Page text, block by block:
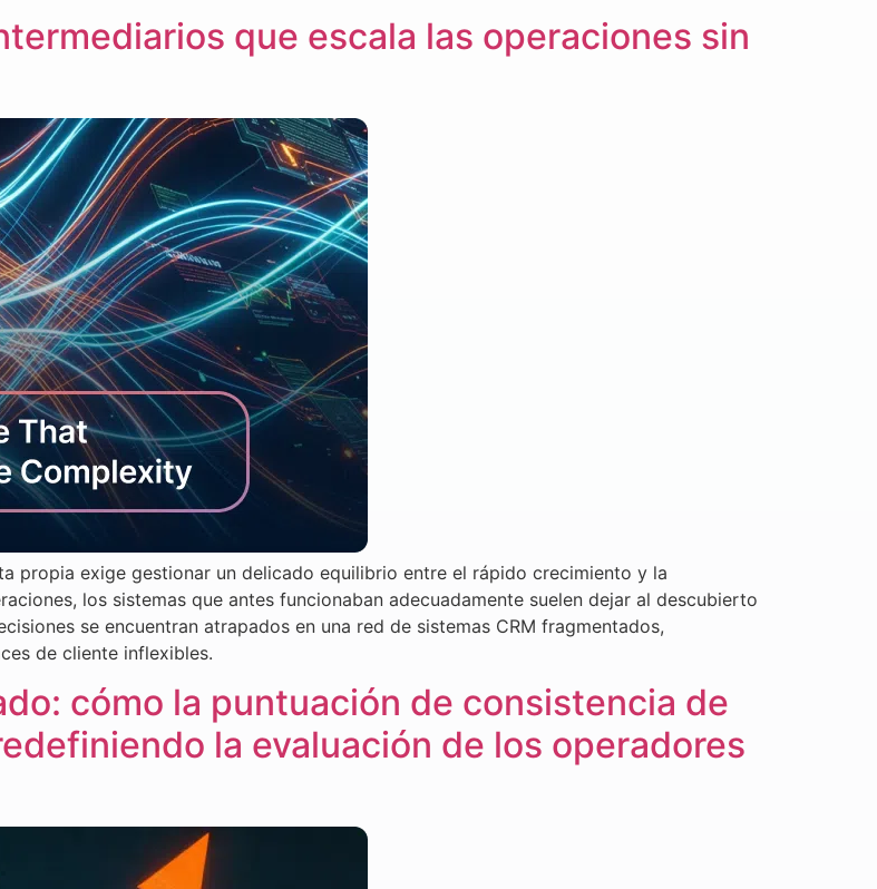
que escala las operaciones sin
propia exige gestionar un delicado equilibrio entre el rápido crecimiento y la
los sistemas que antes funcionaban adecuadamente suelen dejar al descubierto
se encuentran atrapados en una red de sistemas CRM fragmentados,
de cliente inflexibles.
cómo la puntuación de consistencia de
la evaluación de los operadores